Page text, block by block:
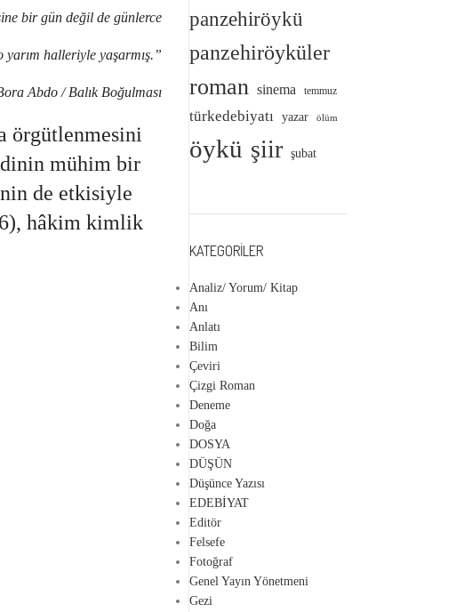
günlerce
örgütlenmesini
mühim bir
de etkisiyle
hâkim kimlik
panzehiröykü
panzehiröyküler
roman sinema temmuz
türkedebiyatı yazar ölüm
öykü şiir şubat
KATEGORILER
Analiz/ Yorum/ Kitap
Anı
Anlatı
Bilim
Çeviri
Çizgi Roman
Deneme
Doğa
DOSYA
DÜŞÜN
Düşünce Yazısı
EDEBİYAT
Editör
Felsefe
Fotoğraf
Genel Yayın Yönetmeni
Gezi